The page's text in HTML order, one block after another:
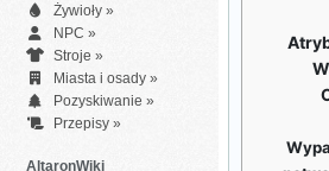
Żywioły »
NPC »
Stroje »
Miasta i osady »
Pozyskiwanie »
Przepisy »
AltaronWiki